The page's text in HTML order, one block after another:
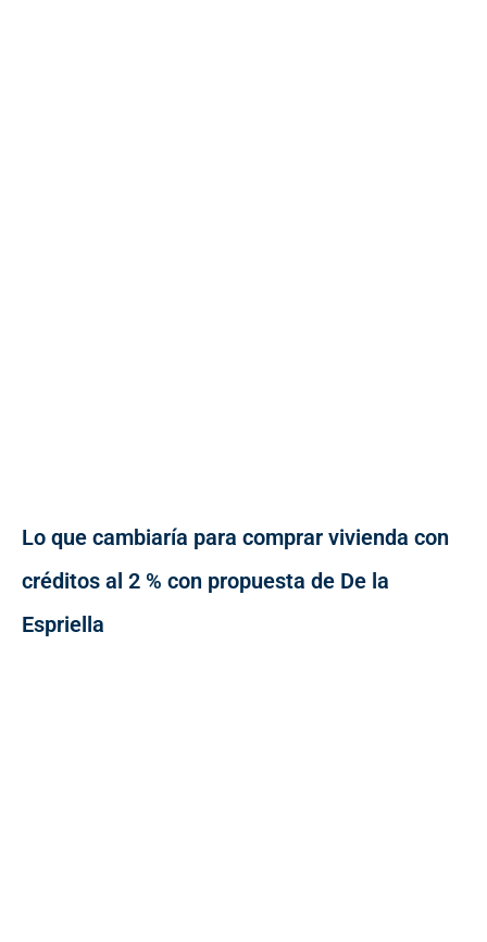
Lo que cambiaría para comprar vivienda con
créditos al 2 % con propuesta de De la
Espriella